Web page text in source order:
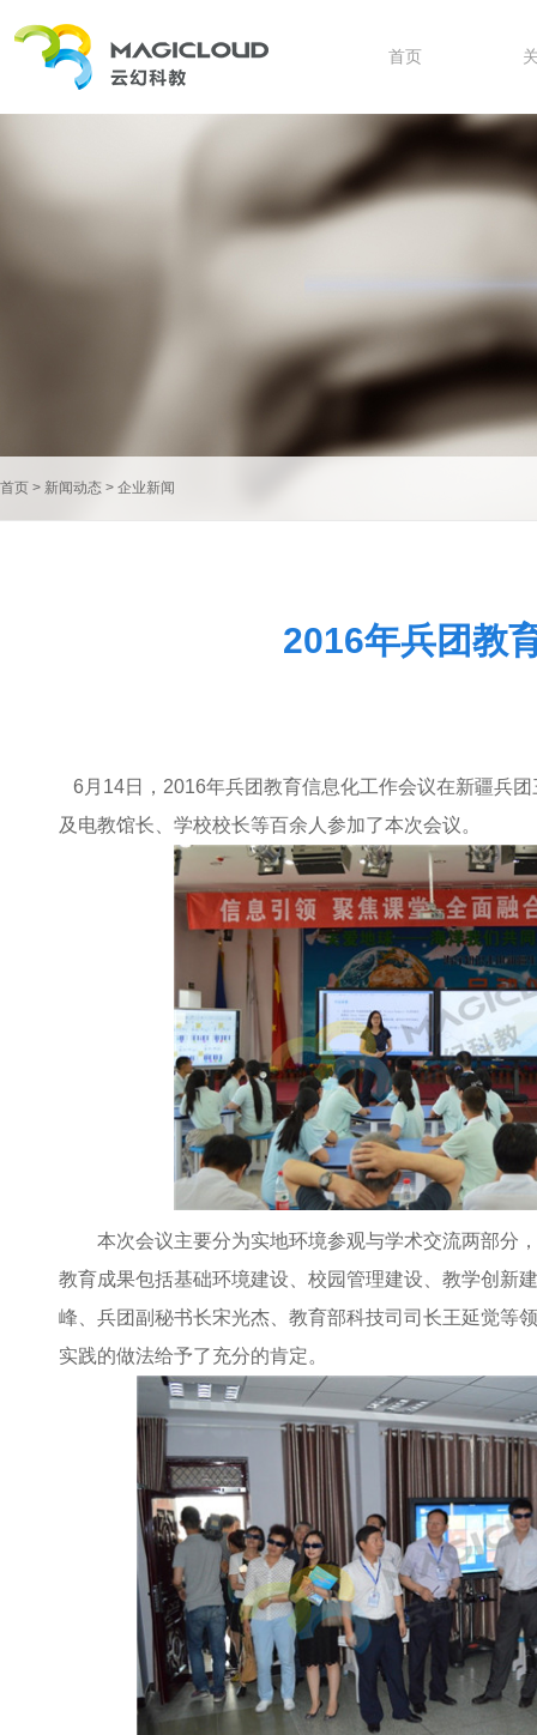
首页
首页 > 新闻动态 > 企业新闻
2016年兵团教
6 月14日，2016年兵团教育信息化工作会议在新疆兵
及电教馆长、学校校长等百余人参加了本次会议。
本次会议主要分为实地环境参观与学术交流两部分
教育成果包括基础环境建设、校园管理建设、教学创新
峰、兵团副秘书长宋光杰、教育部科技司司长王延觉等
实践的做法给予了充分的肯定。